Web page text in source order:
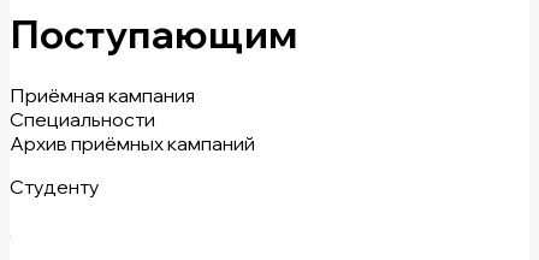
Поступающим
Приёмная кампания
Специальности
Архив приёмных кампаний
Студенту